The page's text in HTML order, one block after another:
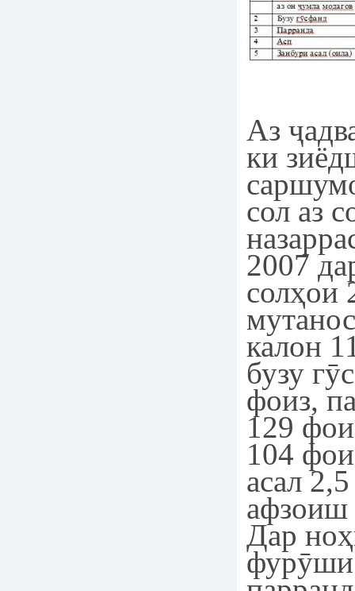
Аз
ки
сол аз
2007
солҳои
калон
бузу
фоиз,
129
104
асал
афзоиш
Дар
фурӯши